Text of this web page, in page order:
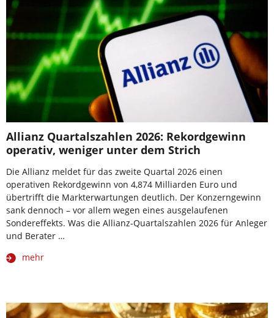
Allianz Quartalszahlen 2026: Rekordgewinn
operativ, weniger unter dem Strich
Die Allianz meldet für das zweite Quartal 2026 einen
operativen Rekordgewinn von 4,874 Milliarden Euro und
übertrifft die Markterwartungen deutlich. Der Konzerngewinn
sank dennoch – vor allem wegen eines ausgelaufenen
Sondereffekts. Was die Allianz-Quartalszahlen 2026 für Anleger
und Berater …
mehr